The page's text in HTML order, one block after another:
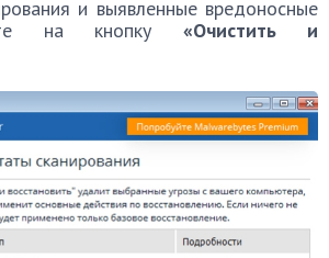
и выявленные вредоносные
на кнопку «Очистить и